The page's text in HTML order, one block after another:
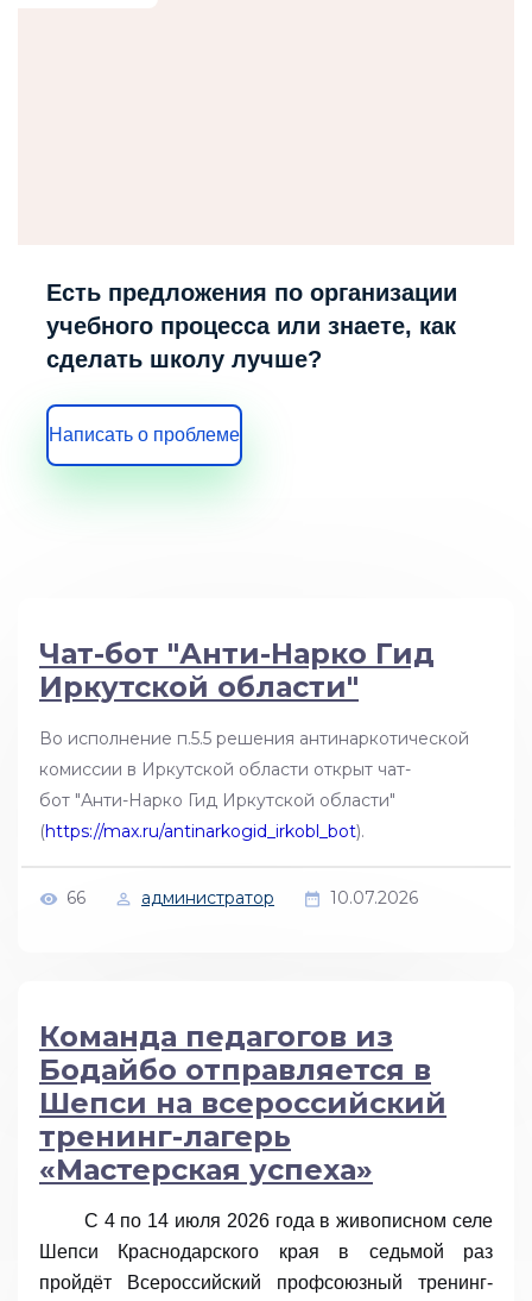
Есть предложения по организации
учебного процесса или знаете, как
сделать школу лучше?
Написать о проблеме
Чат-бот "Анти-Нарко Гид
Иркутской области"
Во исполнение п.5.5 решения антинаркотической
комиссии в Иркутской области открыт чат-
бот "Анти-Нарко Гид Иркутской области"
(https://max.ru/antinarkogid_irkobl_bot).
66 администратор 10.07.2026
Команда педагогов из
Бодайбо отправляется в
Шепси на всероссийский
тренинг-лагерь
«Мастерская успеха»
С 4 по 14 июля 2026 года в живописном селе
Шепси Краснодарского края в седьмой раз
пройдёт Всероссийский профсоюзный тренинг-